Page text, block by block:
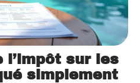
l’impôt sur les
simplement